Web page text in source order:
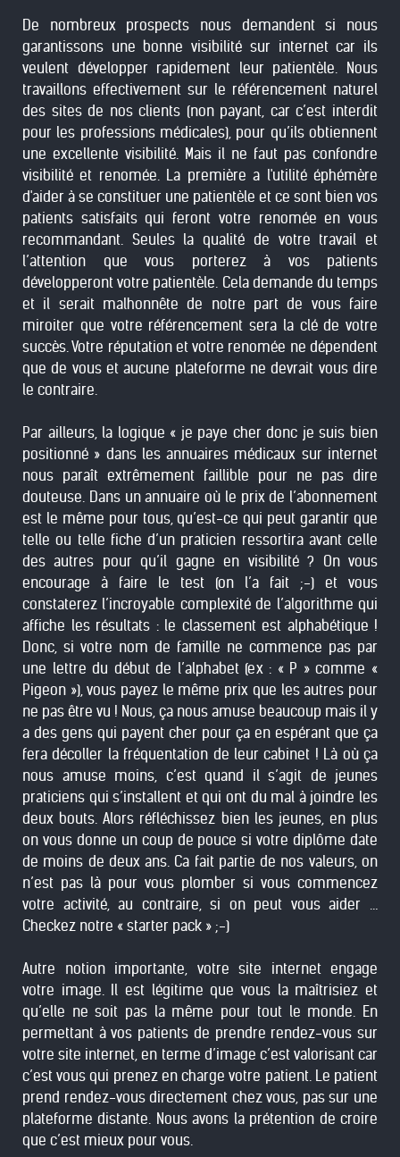
De nombreux prospects nous demandent si nous
garantissons une bonne visibilité sur internet car ils
veulent développer rapidement leur patientèle. Nous
travaillons effectivement sur le référencement naturel
des sites de nos clients (non payant, car c’est interdit
pour les professions médicales), pour qu’ils obtiennent
une excellente visibilité. Mais il ne faut pas confondre
visibilité et renomée. La première a l'utilité éphémère
d'aider à se constituer une patientèle et ce sont bien vos
patients satisfaits qui feront votre renomée en vous
recommandant. Seules la qualité de votre travail et
l’attention que vous porterez à vos patients
développeront votre patientèle. Cela demande du temps
et il serait malhonnête de notre part de vous faire
miroiter que votre référencement sera la clé de votre
succès. Votre réputation et votre renomée ne dépendent
que de vous et aucune plateforme ne devrait vous dire
le contraire.
Par ailleurs, la logique « je paye cher donc je suis bien
positionné » dans les annuaires médicaux sur internet
nous paraît extrêmement faillible pour ne pas dire
douteuse. Dans un annuaire où le prix de l’abonnement
est le même pour tous, qu’est-ce qui peut garantir que
telle ou telle fiche d’un praticien ressortira avant celle
des autres pour qu’il gagne en visibilité ? On vous
encourage à faire le test (on l’a fait ;-) et vous
constaterez l’incroyable complexité de l’algorithme qui
affiche les résultats : le classement est alphabétique !
Donc, si votre nom de famille ne commence pas par
une lettre du début de l’alphabet (ex : « P » comme «
Pigeon »), vous payez le même prix que les autres pour
ne pas être vu ! Nous, ça nous amuse beaucoup mais il y
a des gens qui payent cher pour ça en espérant que ça
fera décoller la fréquentation de leur cabinet ! Là où ça
nous amuse moins, c’est quand il s’agit de jeunes
praticiens qui s’installent et qui ont du mal à joindre les
deux bouts. Alors réfléchissez bien les jeunes, en plus
on vous donne un coup de pouce si votre diplôme date
de moins de deux ans. Ca fait partie de nos valeurs, on
n’est pas là pour vous plomber si vous commencez
votre activité, au contraire, si on peut vous aider …
Checkez notre « starter pack » ;-)
Autre notion importante, votre site internet engage
votre image. Il est légitime que vous la maîtrisiez et
qu’elle ne soit pas la même pour tout le monde. En
permettant à vos patients de prendre rendez-vous sur
votre site internet, en terme d’image c’est valorisant car
c’est vous qui prenez en charge votre patient. Le patient
prend rendez-vous directement chez vous, pas sur une
plateforme distante. Nous avons la prétention de croire
que c’est mieux pour vous.